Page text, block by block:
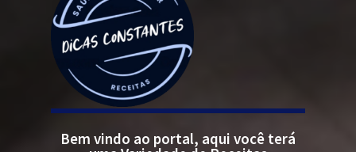
Bem vindo ao portal, aqui você terá